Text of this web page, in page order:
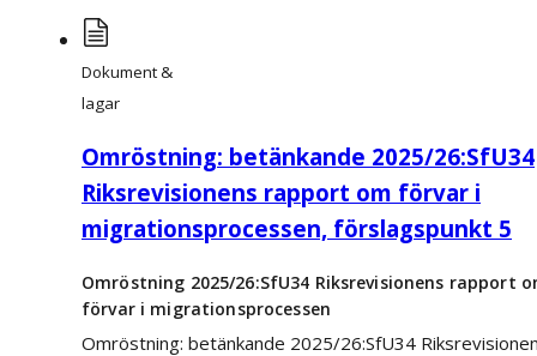
Dokument &
lagar
Omröstning: betänkande 2025/26:SfU34
Riksrevisionens rapport om förvar i
migrationsprocessen, förslagspunkt 5
Omröstning 2025/26:SfU34 Riksrevisionens rapport
förvar i migrationsprocessen
Omröstning: betänkande 2025/26:SfU34